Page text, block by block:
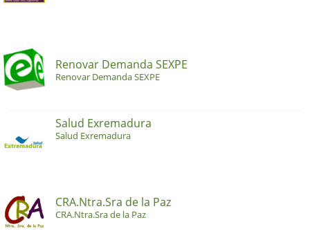
Renovar Demanda SEXPE
Renovar Demanda SEXPE
Salud Exremadura
Salud Exremadura
CRA.Ntra.Sra de la Paz
CRA.Ntra.Sra de la Paz